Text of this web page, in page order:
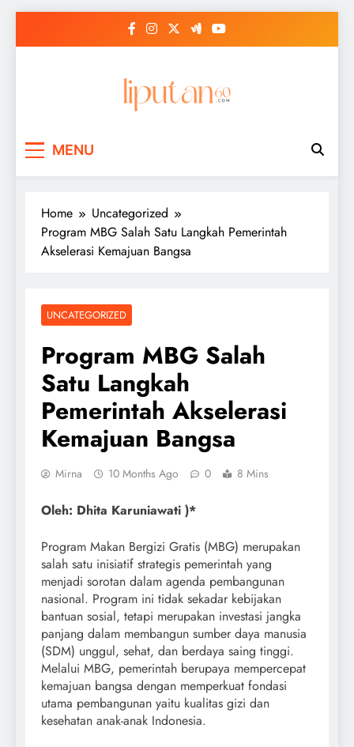
MENU
Home
Uncategorized
Program MBG Salah Satu Langkah Pemerintah
Akselerasi Kemajuan Bangsa
UNCATEGORIZED
Program MBG Salah
Satu Langkah
Pemerintah Akselerasi
Kemajuan Bangsa
Mirna 10 Months Ago 0 8 Mins
Oleh: Dhita Karuniawati )*
Program Makan Bergizi Gratis (MBG) merupakan
salah satu inisiatif strategis pemerintah yang
menjadi sorotan dalam agenda pembangunan
nasional. Program ini tidak sekadar kebijakan
bantuan sosial, tetapi merupakan investasi jangka
panjang dalam membangun sumber daya manusia
(SDM) unggul, sehat, dan berdaya saing tinggi.
Melalui MBG, pemerintah berupaya mempercepat
kemajuan bangsa dengan memperkuat fondasi
utama pembangunan yaitu kualitas gizi dan
kesehatan anak-anak Indonesia.